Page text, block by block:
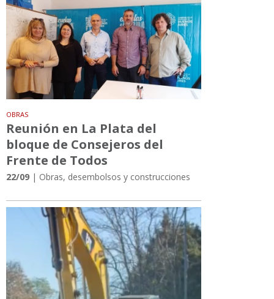
OBRAS
Reunión en La Plata del
bloque de Consejeros del
Frente de Todos
22/09 | Obras, desembolsos y construcciones